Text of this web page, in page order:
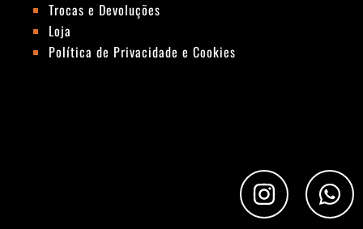
Trocas e Devoluções
Loja
Política de Privacidade e Cookies
I
n
W
h